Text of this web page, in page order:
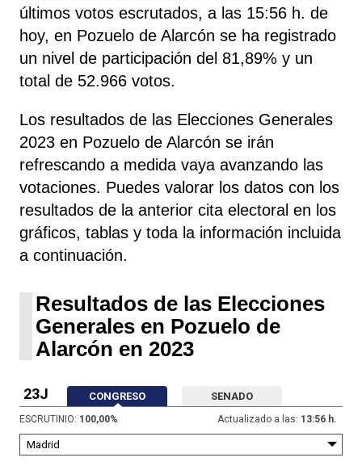
últimos votos escrutados, a las 15:56 h. de
hoy, en Pozuelo de Alarcón se ha registrado
un nivel de participación del 81,89% y un
total de 52.966 votos.
Los resultados de las Elecciones Generales
2023 en Pozuelo de Alarcón se irán
refrescando a medida vaya avanzando las
votaciones. Puedes valorar los datos con los
resultados de la anterior cita electoral en los
gráficos, tablas y toda la información incluida
a continuación.
Resultados de las Elecciones
Generales en Pozuelo de
Alarcón en 2023
23J CONGRESO SENADO
ESCRUTINIO: 100,00% Actualizado a las: 13:56 h.